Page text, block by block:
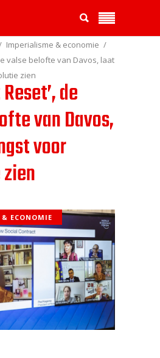
Imperialisme & economie
valse belofte van Davos, laat
zien
de
van Davos,
voor
ECONOMIE